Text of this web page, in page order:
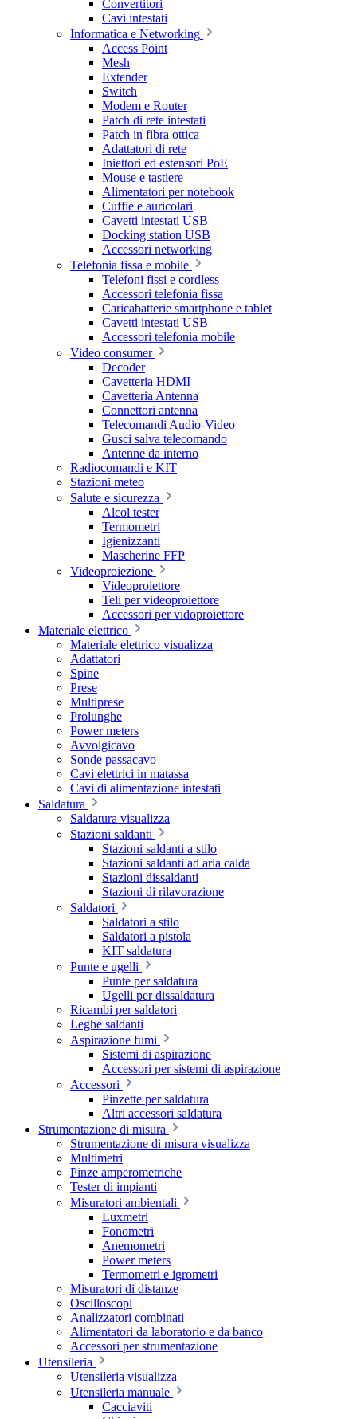
Convertitori
Cavi intestati
Informatica e Networking
Access Point
Mesh
Extender
Switch
Modem e Router
Patch di rete intestati
Patch in fibra ottica
Adattatori di rete
Iniettori ed estensori PoE
Mouse e tastiere
Alimentatori per notebook
Cuffie e auricolari
Cavetti intestati USB
Docking station USB
Accessori networking
Telefonia fissa e mobile
Telefoni fissi e cordless
Accessori telefonia fissa
Caricabatterie smartphone e tablet
Cavetti intestati USB
Accessori telefonia mobile
Video consumer
Decoder
Cavetteria HDMI
Cavetteria Antenna
Connettori antenna
Telecomandi Audio-Video
Gusci salva telecomando
Antenne da interno
Radiocomandi e KIT
Stazioni meteo
Salute e sicurezza
Alcol tester
Termometri
Igienizzanti
Mascherine FFP
Videoproiezione
Videoproiettore
Teli per videoproiettore
Accessori per vidoproiettore
Materiale elettrico
Materiale elettrico visualizza
Adattatori
Spine
Prese
Multiprese
Prolunghe
Power meters
Avvolgicavo
Sonde passacavo
Cavi elettrici in matassa
Cavi di alimentazione intestati
Saldatura
Saldatura visualizza
Stazioni saldanti
Stazioni saldanti a stilo
Stazioni saldanti ad aria calda
Stazioni dissaldanti
Stazioni di rilavorazione
Saldatori
Saldatori a stilo
Saldatori a pistola
KIT saldatura
Punte e ugelli
Punte per saldatura
Ugelli per dissaldatura
Ricambi per saldatori
Leghe saldanti
Aspirazione fumi
Sistemi di aspirazione
Accessori per sistemi di aspirazione
Accessori
Pinzette per saldatura
Altri accessori saldatura
Strumentazione di misura
Strumentazione di misura visualizza
Multimetri
Pinze amperometriche
Tester di impianti
Misuratori ambientali
Luxmetri
Fonometri
Anemometri
Power meters
Termometri e igrometri
Misuratori di distanze
Oscilloscopi
Analizzatori combinati
Alimentatori da laboratorio e da banco
Accessori per strumentazione
Utensileria
Utensileria visualizza
Utensileria manuale
Cacciaviti